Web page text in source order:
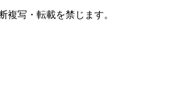
複写・転載を禁じます。